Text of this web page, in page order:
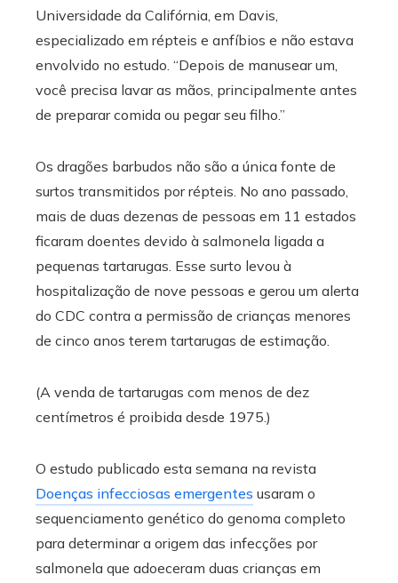
Universidade da Califórnia, em Davis,
especializado em répteis e anfíbios e não estava
envolvido no estudo. “Depois de manusear um,
você precisa lavar as mãos, principalmente antes
de preparar comida ou pegar seu filho.”
Os dragões barbudos não são a única fonte de
surtos transmitidos por répteis. No ano passado,
mais de duas dezenas de pessoas em 11 estados
ficaram doentes devido à salmonela ligada a
pequenas tartarugas. Esse surto levou à
hospitalização de nove pessoas e gerou um alerta
do CDC contra a permissão de crianças menores
de cinco anos terem tartarugas de estimação.
(A venda de tartarugas com menos de dez
centímetros é proibida desde 1975.)
O estudo publicado esta semana na revista
Doenças infecciosas emergentes usaram o
sequenciamento genético do genoma completo
para determinar a origem das infecções por
salmonela que adoeceram duas crianças em